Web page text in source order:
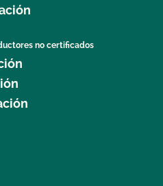
no certificados